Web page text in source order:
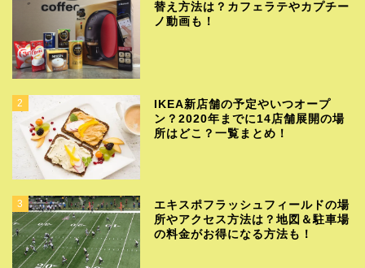
替え方法は？カフェラテやカプチー
ノ動画も！
2
IKEA新店舗の予定やいつオープ
ン？2020年までに14店舗展開の場
所はどこ？一覧まとめ！
3
エキスポフラッシュフィールドの場
所やアクセス方法は？地図＆駐車場
の料金がお得になる方法も！